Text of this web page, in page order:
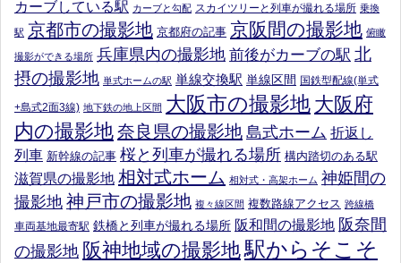
カーブしている駅 カーブと勾配 スカイツリーと列車が撮れる場所 乗換
駅 京都市の撮影地 京都府の記事 京阪間の撮影地 俯瞰
撮影ができる場所 兵庫県内の撮影地 前後がカーブの駅 北
摂の撮影地 単式ホームの駅 単線交換駅 単線区間 国鉄型配線(単式
+島式2面3線) 地下鉄の地上区間 大阪市の撮影地 大阪府
内の撮影地奈良県の撮影地 島式ホーム 折返し
列車 新幹線の記事 桜と列車が撮れる場所 構内踏切のある駅
滋賀県の撮影地 相対式ホーム 相対式・高架ホーム 神姫間の
撮影地神戸市の撮影地 複々線区間 複数路線アクセス 跨線橋
車両基地最寄駅 鉄橋と列車が撮れる場所 阪和間の撮影地 阪奈間
の撮影地 阪神地域の撮影地駅からそこそ